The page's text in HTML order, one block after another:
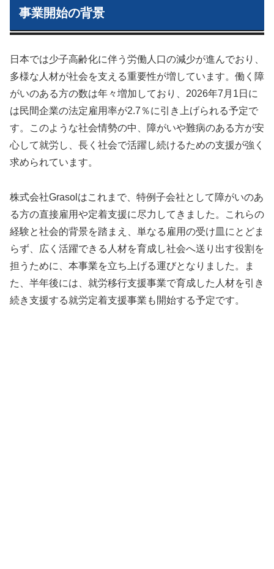
事業開始の背景
日本では少子高齢化に伴う労働人口の減少が進んでおり、
多様な人材が社会を支える重要性が増しています。働く障
がいのある方の数は年々増加しており、2026年7月1日に
は民間企業の法定雇用率が2.7％に引き上げられる予定で
す。このような社会情勢の中、障がいや難病のある方が安
心して就労し、長く社会で活躍し続けるための支援が強く
求められています。
株式会社Grasolはこれまで、特例子会社として障がいのあ
る方の直接雇用や定着支援に尽力してきました。これらの
経験と社会的背景を踏まえ、単なる雇用の受け皿にとどま
らず、広く活躍できる人材を育成し社会へ送り出す役割を
担うために、本事業を立ち上げる運びとなりました。ま
た、半年後には、就労移行支援事業で育成した人材を引き
続き支援する就労定着支援事業も開始する予定です。